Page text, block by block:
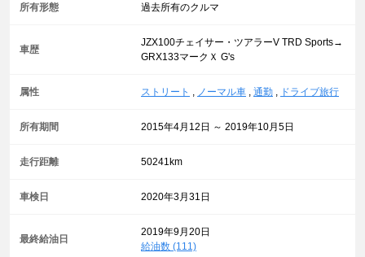
所有形態 過去所有のクルマ
車歴
JZX100チェイサー・ツアラーV TRD Sports→
GRX133マークＸ G's
属性 ストリート ノーマル車 通勤 ドライブ旅行
所有期間 2015年4月12日 ～ 2019年10月5日
走行距離 50241km
車検日 2020年3月31日
最終給油日
2019年9月20日
給油数 (111)